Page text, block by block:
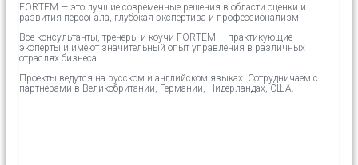
FORTEM — это лучшие современные решения в области оценки и
развития персонала, глубокая экспертиза и профессионализм.
Все консультанты, тренеры и коучи FORTEM — практикующие
эксперты и имеют значительный опыт управления в различных
отраслях бизнеса.
Проекты ведутся на русском и английском языках. Сотрудничаем с
партнерами в Великобритании, Германии, Нидерландах, США.